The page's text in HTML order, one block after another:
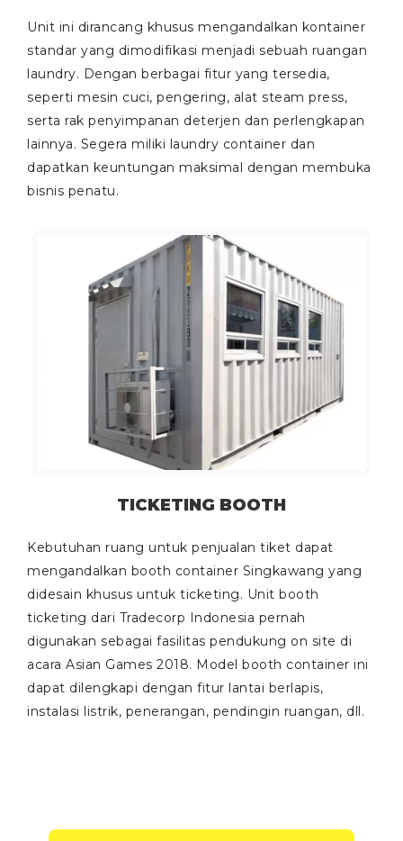
Unit ini dirancang khusus mengandalkan kontainer
standar yang dimodifikasi menjadi sebuah ruangan
laundry. Dengan berbagai fitur yang tersedia,
seperti mesin cuci, pengering, alat steam press,
serta rak penyimpanan deterjen dan perlengkapan
lainnya. Segera miliki laundry container dan
dapatkan keuntungan maksimal dengan membuka
bisnis penatu.
TICKETING BOOTH
Kebutuhan ruang untuk penjualan tiket dapat
mengandalkan booth container Singkawang yang
didesain khusus untuk ticketing. Unit booth
ticketing dari Tradecorp Indonesia pernah
digunakan sebagai fasilitas pendukung on site di
acara Asian Games 2018. Model booth container ini
dapat dilengkapi dengan fitur lantai berlapis,
instalasi listrik, penerangan, pendingin ruangan, dll.